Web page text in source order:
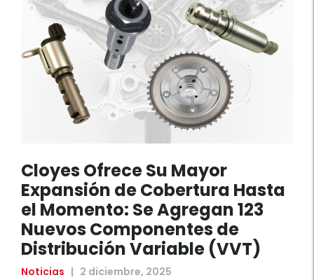
Cloyes Ofrece Su Mayor
Expansión de Cobertura Hasta
el Momento: Se Agregan 123
Nuevos Componentes de
Distribución Variable (VVT)
Noticias | 2 diciembre, 2025